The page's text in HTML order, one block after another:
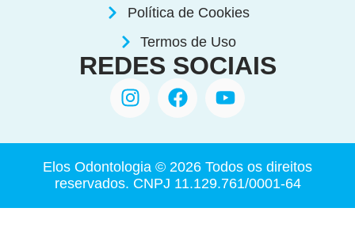
Política de Cookies
Termos de Uso
REDES SOCIAIS
Elos Odontologia © 2026 Todos os direitos
reservados. CNPJ 11.129.761/0001-64